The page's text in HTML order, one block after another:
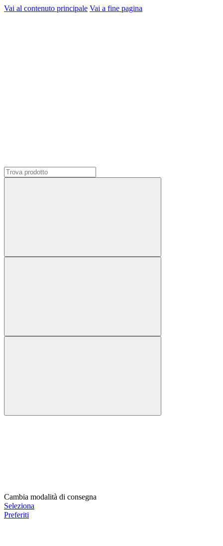
Vai al contenuto principale Vai a fine pagina
Cambia modalità di consegna
Seleziona
Preferiti